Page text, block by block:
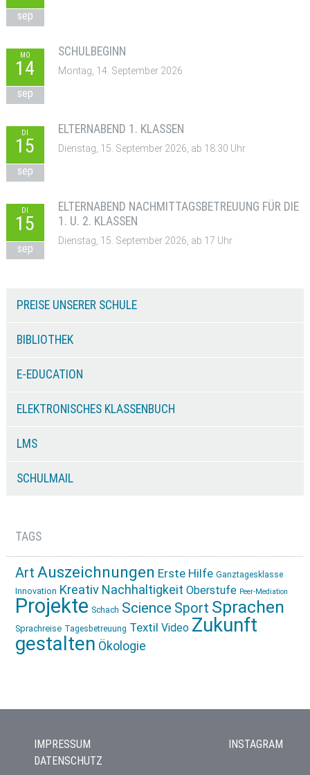
sep
MO
14
sep
SCHULBEGINN
Montag, 14. September 2026
DI
15
sep
ELTERNABEND 1. KLASSEN
Dienstag, 15. September 2026, ab 18:30 Uhr
DI
15
sep
ELTERNABEND NACHMITTAGSBETREUUNG FÜR DIE
1. U. 2. KLASSEN
Dienstag, 15. September 2026, ab 17 Uhr
PREISE UNSERER SCHULE
BIBLIOTHEK
E-EDUCATION
ELEKTRONISCHES KLASSENBUCH
LMS
SCHULMAIL
TAGS
Art Auszeichnungen Erste Hilfe Ganztagesklasse
Innovation Kreativ Nachhaltigkeit Oberstufe Peer-Mediation
Projekte Schach Science Sport Sprachen
Sprachreise Tagesbetreuung Textil Video Zukunft
gestalten Ökologie
IMPRESSUM
DATENSCHUTZ
INSTAGRAM